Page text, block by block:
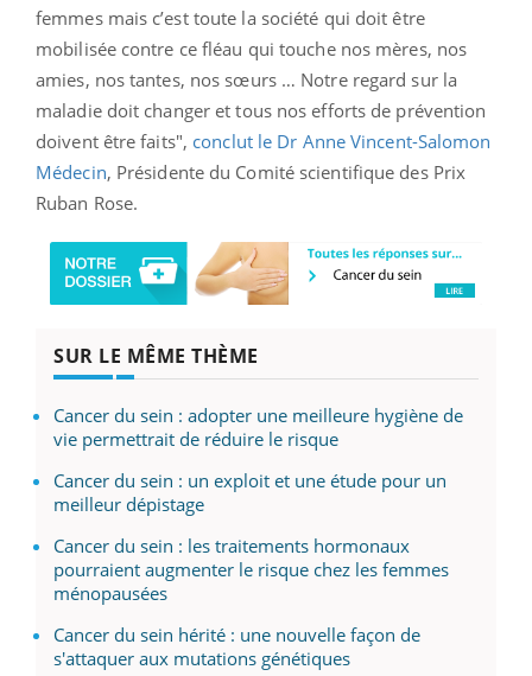
femmes mais c’est toute la société qui doit être
mobilisée contre ce fléau qui touche nos mères, nos
amies, nos tantes, nos sœurs … Notre regard sur la
maladie doit changer et tous nos efforts de prévention
doivent être faits", conclut le Dr Anne Vincent-Salomon
Médecin, Présidente du Comité scientifique des Prix
Ruban Rose.
SUR LE MÊME THÈME
Cancer du sein : adopter une meilleure hygiène de
vie permettrait de réduire le risque
Cancer du sein : un exploit et une étude pour un
meilleur dépistage
Cancer du sein : les traitements hormonaux
pourraient augmenter le risque chez les femmes
ménopausées
Cancer du sein hérité : une nouvelle façon de
s'attaquer aux mutations génétiques